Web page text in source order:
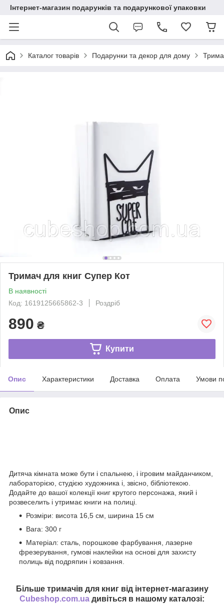
Інтернет-магазин подарунків та подарункової упаковки
Каталог товарів Подарунки та декор для дому
Тримач для книг Супер Кот
В наявності
Код: 1619125665862-3
Роздріб
890 ₴
Купити
Опис Характеристики Доставка Оплата Умови
Опис
Дитяча кімната може бути і спальнею, і ігровим майданчиком,
лабораторією, студією художника і, звісно, бібліотекою.
Додайте до вашої колекції книг крутого персонажа, який і
розвеселить і утримає книги на полиці.
Розміри: висота 16,5 см, ширина 15 см
Вага: 300 г
Матеріал: сталь, порошкове фарбування, лазерне
фрезерування, гумові наклейки на основі для захисту
полиць від подряпин і ковзання.
Більше тримачів для книг від інтернет-магазину
Cubeshop.com.ua дивіться в нашому каталозі: